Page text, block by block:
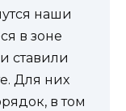
наши
в зоне
ставили
Для них
в том